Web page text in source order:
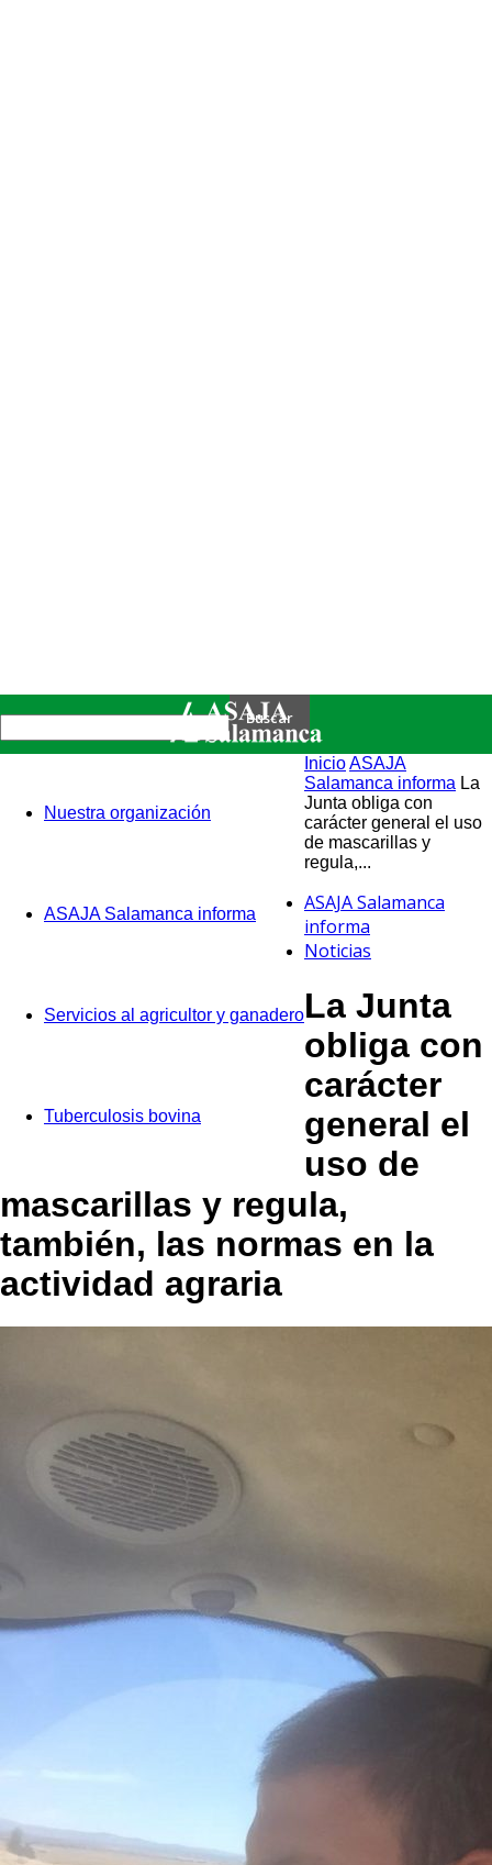
Nuestra organización
ASAJA Salamanca informa
Servicios al agricultor y ganadero
Tuberculosis bovina
InicioASAJA
Salamanca informa La
Junta obliga con
carácter general el uso
de mascarillas y
regula,...
ASAJA Salamanca
informa
Noticias
La Junta
obliga con
carácter
general el
uso de
mascarillas y regula,
también, las normas en la
actividad agraria